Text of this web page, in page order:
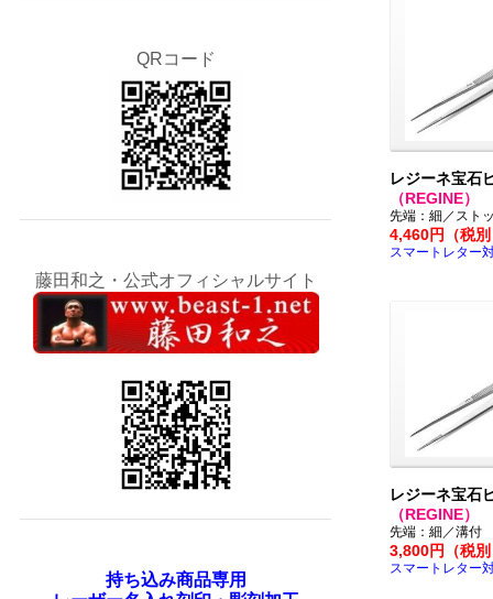
レジーネ宝石
（REGINE）
先端：細／スト
4,460円（税
スマートレター
レジーネ宝石
（REGINE）
先端：細／溝付
3,800円（税
スマートレター
QRコード
藤田和之・公式オフィシャルサイト
持ち込み商品専用